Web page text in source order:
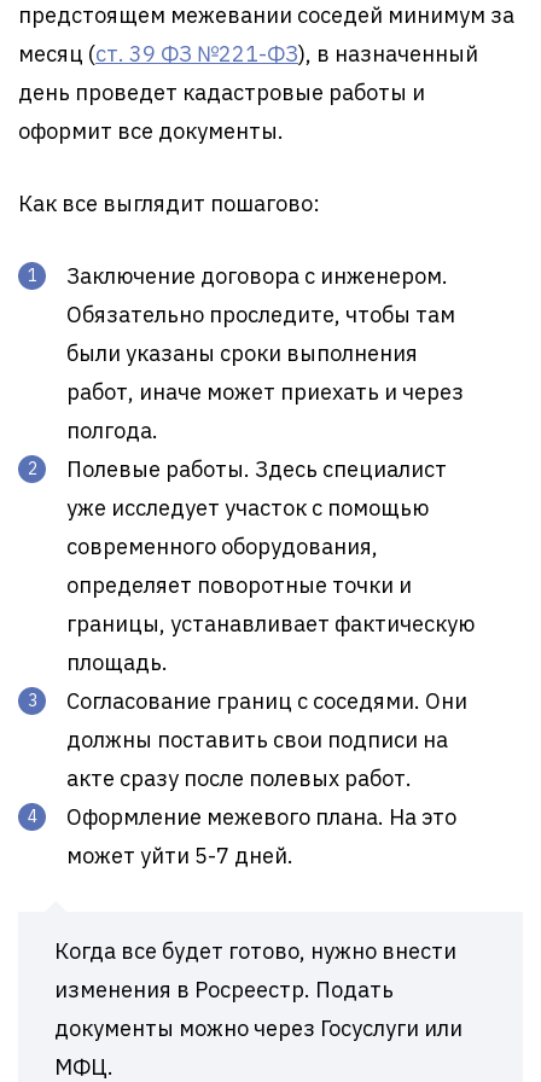
предстоящем межевании соседей минимум за
месяц (ст. 39 ФЗ №221-ФЗ), в назначенный
день проведет кадастровые работы и
оформит все документы.
Как все выглядит пошагово:
Заключение договора с инженером.
Обязательно проследите, чтобы там
были указаны сроки выполнения
работ, иначе может приехать и через
полгода.
Полевые работы. Здесь специалист
уже исследует участок с помощью
современного оборудования,
определяет поворотные точки и
границы, устанавливает фактическую
площадь.
Согласование границ с соседями. Они
должны поставить свои подписи на
акте сразу после полевых работ.
Оформление межевого плана. На это
может уйти 5-7 дней.
Когда все будет готово, нужно внести
изменения в Росреестр. Подать
документы можно через Госуслуги или
МФЦ.